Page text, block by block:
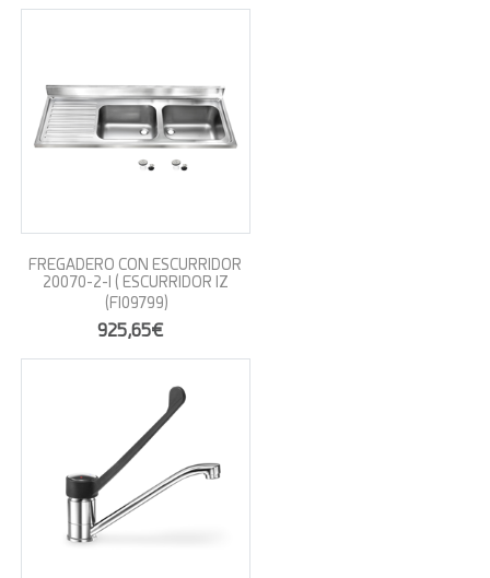
FREGADERO CON ESCURRIDOR
20070-2-I ( ESCURRIDOR IZ
(FI09799)
925,65€